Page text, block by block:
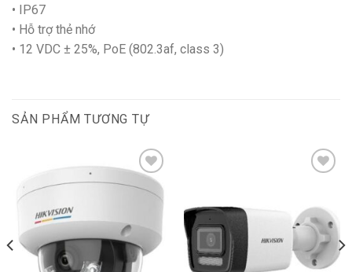
• IP67
• Hỗ trợ thẻ nhớ
• 12 VDC ± 25%, PoE (802.3af, class 3)
SẢN PHẨM TƯƠNG TỰ
wishlist
Add to
wishlist